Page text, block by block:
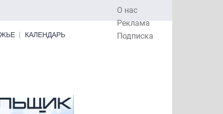
О нас
Реклама
Подписка
КАЛЕНДАРЬ